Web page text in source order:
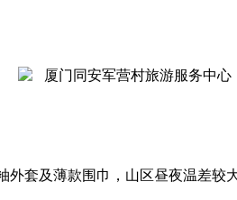
外套及薄款围巾，山区昼夜温差较